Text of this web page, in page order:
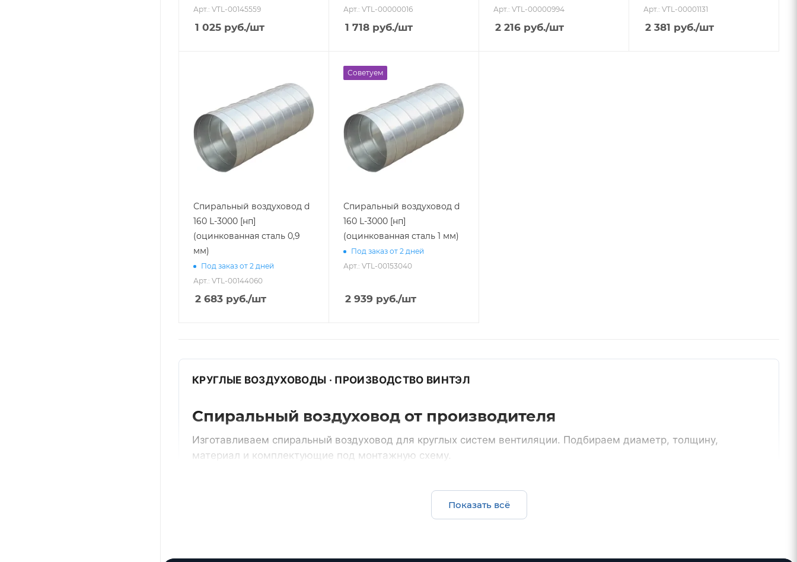
Арт.: VTL-00145559
1 025 руб./шт
Арт.: VTL-00000016
1 718 руб./шт
Арт.: VTL-00000994
2 216 руб./шт
Арт.: VTL-00001131
2 381 руб./шт
Спиральный воздуховод d
160 L-3000 [нп]
(оцинкованная сталь 0,9
мм)
Под заказ от 2 дней
Арт.: VTL-00144060
2 683 руб./шт
Советуем
Спиральный воздуховод d
160 L-3000 [нп]
(оцинкованная сталь 1 мм)
Под заказ от 2 дней
Арт.: VTL-00153040
2 939 руб./шт
КРУГЛЫЕ ВОЗДУХОВОДЫ · ПРОИЗВОДСТВО ВИНТЭЛ
Спиральный воздуховод от производителя
Изготавливаем спиральный воздуховод для круглых систем вентиляции. Подбираем диаметр, толщину,
материал и комплектующие под монтажную схему.
размеры
одного диаметра
монтажниками
Показать всё